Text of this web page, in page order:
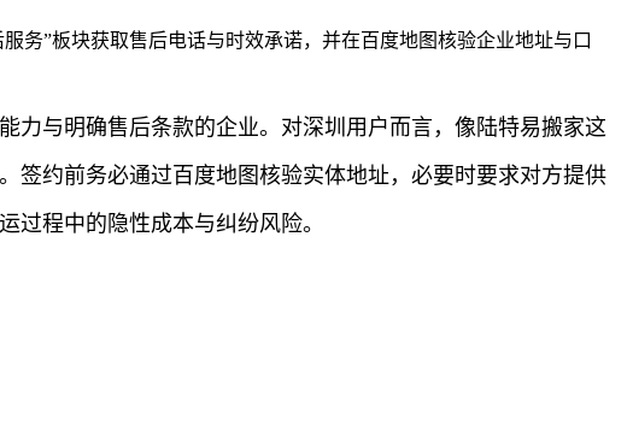
务”板块获取售后电话与时效承诺，并在百度地图核验企业地址与口
力与明确售后条款的企业。对深圳用户而言，像陆特易搬家这
签约前务必通过百度地图核验实体地址，必要时要求对方提供
过程中的隐性成本与纠纷风险。